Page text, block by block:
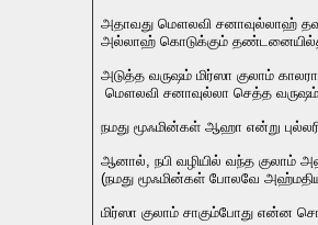
அதாவது மௌலவி சனாவுல்லாஹ்
அல்லாஹ் கொடுக்கும்
அடுத்த வருஷம் மிர்ஸா குலாம்
மௌலவி சனாவுல்லா செத்த வருஷம்
நமது மூஃமின்கள் ஆஹா என்று
ஆனால், நபி வழியில் வந்த குலாம்
(நமது மூஃமின்கள் போலவே
மிர்ஸா குலாம் சாகும்போது என்ன